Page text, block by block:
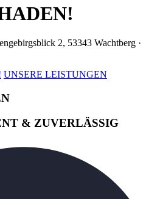
2, 53343 Wachtberg ·
UNSERE LEISTUNGEN
& ZUVERLÄSSIG